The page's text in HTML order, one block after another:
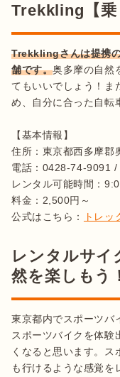
Trekkling【乗
Trekklingさんは提携
舗です。奥多摩の自然
てもいいでしょう！ま
め、自分に合った自転
【基本情報】
住所：東京都西多摩郡
電話：0428-74-9091
レンタル可能時間：
料金：2,500円～
公式はこちら：
トレッ
レンタルサイ
然を楽しもう！
東京都内でスポーツバ
スポーツバイクを体験
くなると思います。
も行けるような感覚を